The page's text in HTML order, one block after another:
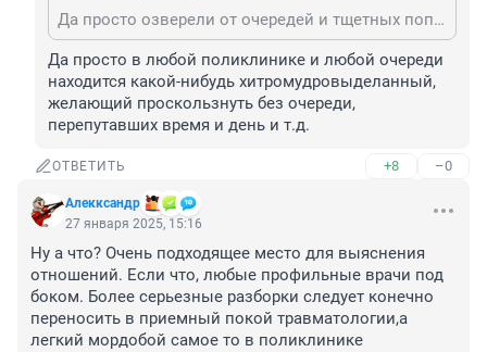
Да просто озверели от очередей и тщетных попыток попасть к врачу
Да просто в любой поликлинике и любой очереди
находится какой-нибудь хитромудровыделанный,
желающий проскользнуть без очереди,
перепутавших время и день и т.д.
ОТВЕТИТЬ +8 –0
Алекксандр
27 января 2025, 15:16
Ну а что? Очень подходящее место для выяснения
отношений. Если что, любые профильные врачи под
боком. Более серьезные разборки следует конечно
переносить в приемный покой травматологии,а
легкий мордобой самое то в поликлинике